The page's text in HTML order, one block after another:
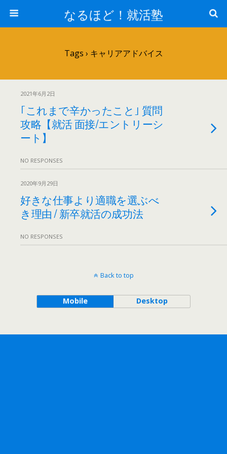
なるほど！就活塾
Tags › キャリアアドバイス
2021年6月2日
｢これまで辛かったこと｣ 質問
攻略【就活 面接/エントリーシ
ート】
NO RESPONSES
2020年9月29日
好きな仕事より適職を選ぶべ
き理由 / 新卒就活の成功法
NO RESPONSES
Back to top
Mobile Desktop